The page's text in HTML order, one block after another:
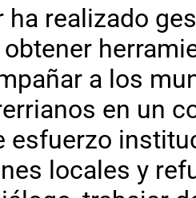
ha realizado
a los
en un
esfuerzo
locales y